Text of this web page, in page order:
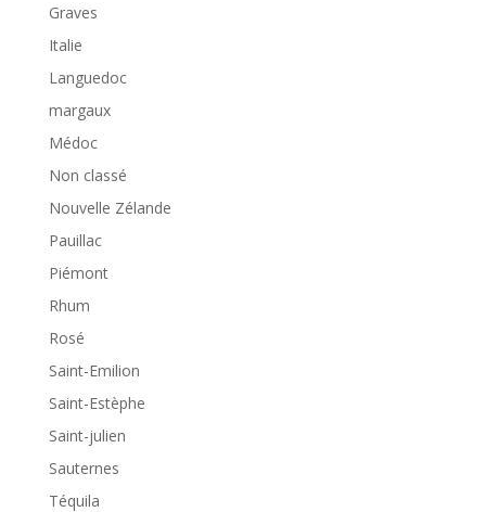
Graves
Italie
Languedoc
margaux
Médoc
Non classé
Nouvelle Zélande
Pauillac
Piémont
Rhum
Rosé
Saint-Emilion
Saint-Estèphe
Saint-julien
Sauternes
Téquila